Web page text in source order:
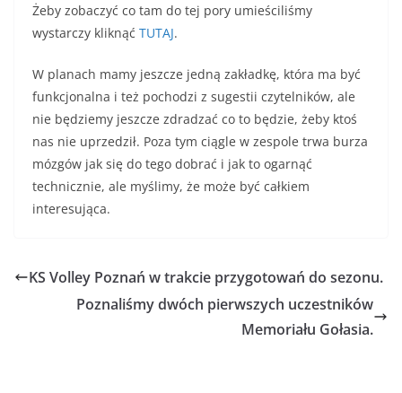
Żeby zobaczyć co tam do tej pory umieściliśmy
wystarczy kliknąć TUTAJ.
W planach mamy jeszcze jedną zakładkę, która ma być
funkcjonalna i też pochodzi z sugestii czytelników, ale
nie będziemy jeszcze zdradzać co to będzie, żeby ktoś
nas nie uprzedził. Poza tym ciągle w zespole trwa burza
mózgów jak się do tego dobrać i jak to ogarnąć
technicznie, ale myślimy, że może być całkiem
interesująca.
KS Volley Poznań w trakcie przygotowań do sezonu.
Poznaliśmy dwóch pierwszych uczestników
Memoriału Gołasia.